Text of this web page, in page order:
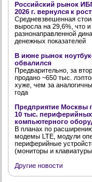
Российский рынок
2026 г. вернулся к
Средневзвешенная
выросла на 29,6%, что
разнонаправленной
денежных показателей
В июне рынок
обвалился
Предварительно, за
продано ~650 тыс.
хуже, чем за
года
Предприятие Москвы
10 тыс.
компьютерного
В планах по
модемы LTE, модули
периферийные
(мониторы и клавиатуры
Другие новости